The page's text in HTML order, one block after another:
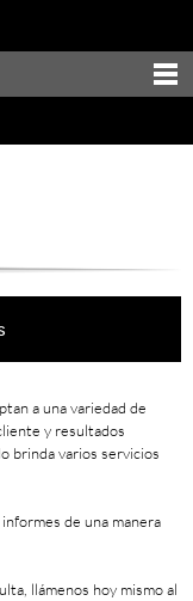
a una variedad de
y resultados
brinda varios servicios
informes de una manera
llámenos hoy mismo al